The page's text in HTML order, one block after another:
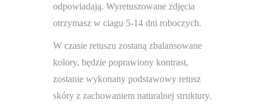
odpowiadają. Wyretuszowane zdjęcia
otrzymasz w ciagu 5-14 dni roboczych.
W czasie retuszu zostaną zbalansowane
kolory, będzie poprawiony kontrast,
zostanie wykonany podstawowy retusz
skóry z zachowaniem naturalnej struktury.